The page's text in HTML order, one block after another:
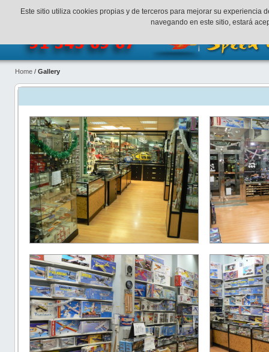
¡Bienvenidos a SpeedHobbys! Mi cuenta Finalizar
Home / Gallery
Este sitio utiliza cookies propias y de terceros para mejorar su
navegando en este sitio, estará